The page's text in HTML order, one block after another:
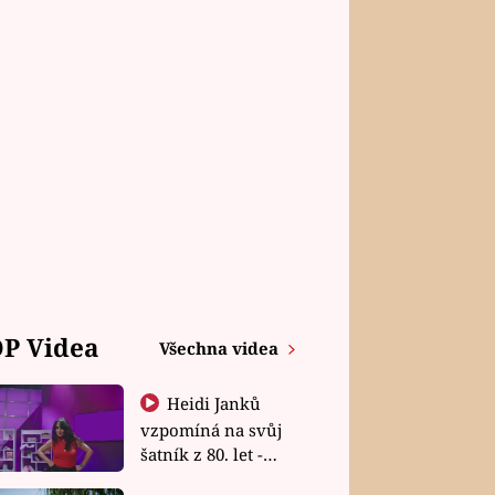
Videa Všechna videa
Heidi Janků
vzpomíná na svůj
šatník z 80. let -